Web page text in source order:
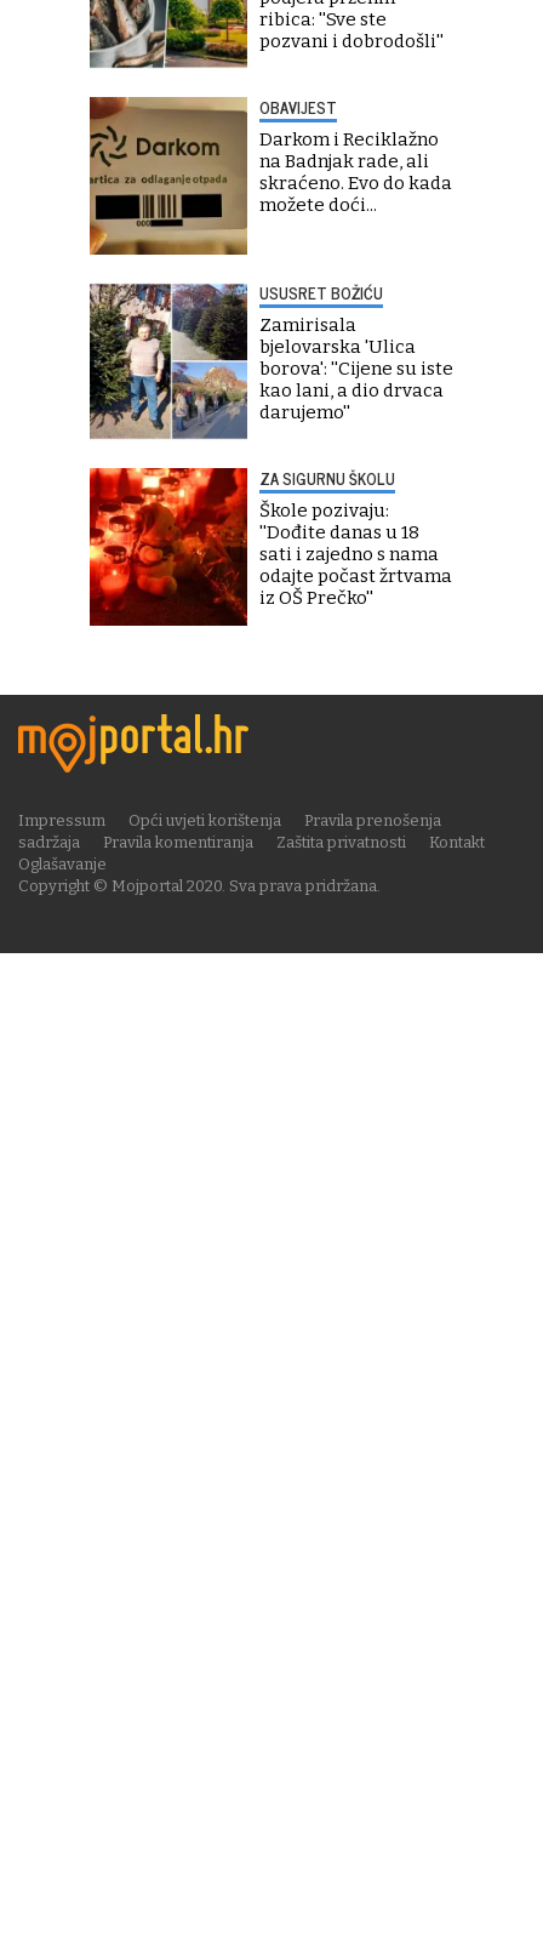
ribica: ''Sve ste
pozvani i dobrodošli''
OBAVIJEST
Darkom i Reciklažno
na Badnjak rade, ali
skraćeno. Evo do kada
možete doći...
USUSRET BOŽIĆU
Zamirisala
bjelovarska 'Ulica
borova': ''Cijene su iste
kao lani, a dio drvaca
darujemo''
ZA SIGURNU ŠKOLU
Škole pozivaju:
''Dođite danas u 18
sati i zajedno s nama
odajte počast žrtvama
iz OŠ Prečko''
Copyright © Mojportal 2020. Sva prava pridržana.
Impressum Opći uvjeti korištenja
Pravila prenošenja
sadržaja
Pravila komentiranja Zaštita privatnosti
Kontakt
Oglašavanje